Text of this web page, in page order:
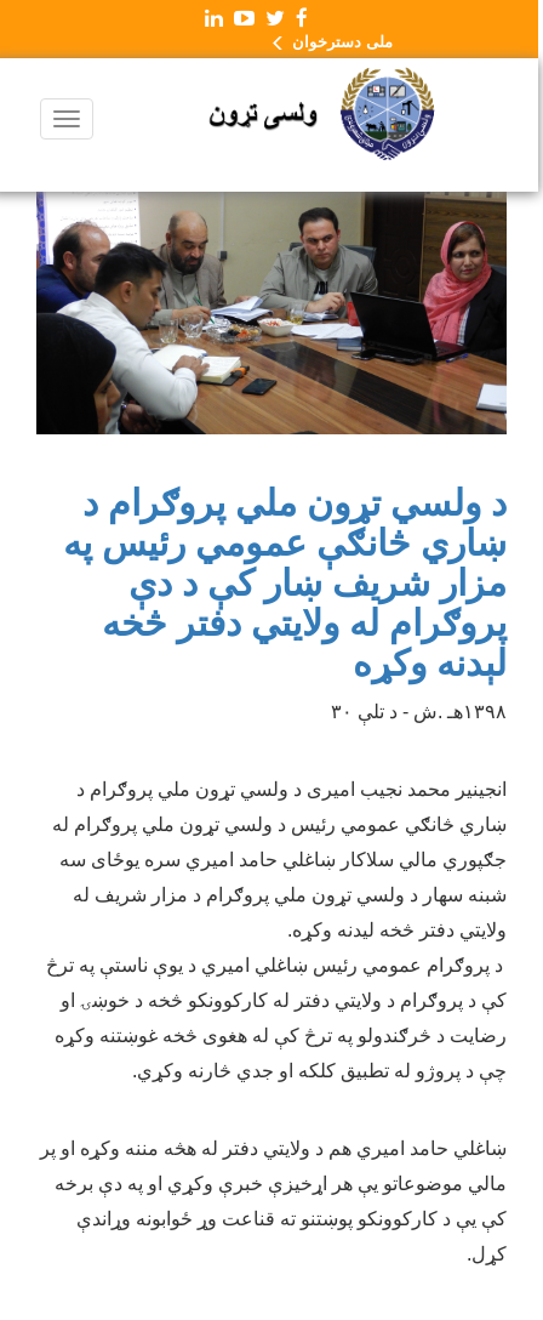
ملی دسترخوان
د ولسي تړون ملي پروګرام د
ښاري څانګې عمومي رئیس په
مزار شریف ښار کې د دې
پروګرام له ولایتي دفتر څخه
لېدنه وکړه
۱۳۹۸هـ.ش - د تلې ۳۰
انجینیر محمد نجیب امیری د ولسي تړون ملي پروګرام د
ښاري څانګي عمومي رئیس د ولسي تړون ملي پروګرام له
جګپوري مالي سلاکار ښاغلي حامد امیري سره یوځای سه
شبنه سهار د ولسي تړون ملي پروګرام د مزار شریف له
ولایتي دفتر څخه لیدنه وکړه.
د پروګرام عمومي رئیس ښاغلي امیري د یوې ناستې په ترڅ
کې د پروګرام د ولایتي دفتر له کارکوونکو څخه د خوښۍ او
رضایت د څرګندولو په ترڅ کې له هغوی څخه غوښتنه وکړه
چې د پروژو له تطبیق کلکه او جدي څارنه وکړي.
ښاغلي حامد امیري هم د ولایتي دفتر له هڅه مننه وکړه او پر
مالي موضوعاتو یې هر اړخیزې خبرې وکړي او په دې برخه
کې یې د کارکوونکو پوښتنو ته قناعت وړ ځوابونه وړاندې
کړل.